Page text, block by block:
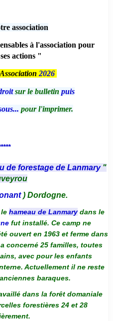
association
à l'association pour
actions "
2026
sur le bulletin puis
pour l'imprimer.
de forestage de Lanmary "
) Dordogne.
hameau de Lanmarydans le
fut installé. Ce camp ne
ouvert en 1963 et ferme dans
concerné 25 familles, toutes
avec pour les enfants
Actuellement il ne reste
baraques.
dans la forêt domaniale
forestières 24 et 28